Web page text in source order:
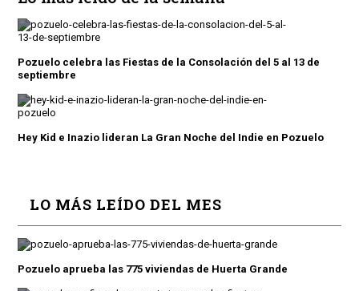
Pozuelo celebra las Fiestas de la Consolación del 5 al 13 de
septiembre
Hey Kid e Inazio lideran La Gran Noche del Indie en Pozuelo
LO MÁS LEÍDO DEL MES
Pozuelo aprueba las 775 viviendas de Huerta Grande